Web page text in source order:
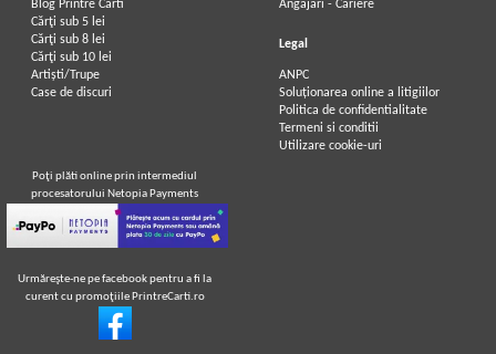
Blog Printre Carti
Cărţi sub 5 lei
Cărţi sub 8 lei
Cărţi sub 10 lei
Artiști/Trupe
Case de discuri
Angajari - Cariere
Legal
ANPC
Soluționarea online a litigiilor
Politica de confidentialitate
Termeni si conditii
Utilizare cookie-uri
Poţi plăti online prin intermediul
procesatorului Netopia Payments
Urmăreşte-ne pe facebook pentru a fi la
curent cu promoţiile PrintreCarti.ro